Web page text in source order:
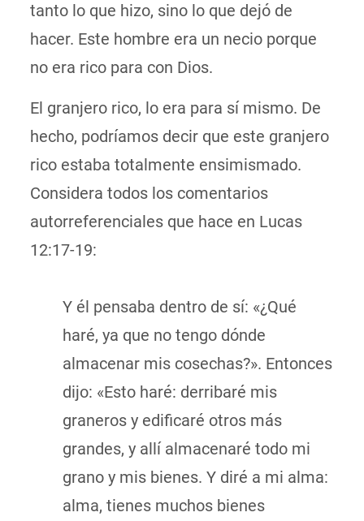
tanto lo que hizo, sino lo que dejó de
hacer. Este hombre era un necio porque
no era rico para con Dios.
El granjero rico, lo era para sí mismo. De
hecho, podríamos decir que este granjero
rico estaba totalmente ensimismado.
Considera todos los comentarios
autorreferenciales que hace en Lucas
12:17-19:
Y él pensaba dentro de sí: «¿Qué
haré, ya que no tengo dónde
almacenar mis cosechas?». Entonces
dijo: «Esto haré: derribaré mis
graneros y edificaré otros más
grandes, y allí almacenaré todo mi
grano y mis bienes. Y diré a mi alma:
alma, tienes muchos bienes